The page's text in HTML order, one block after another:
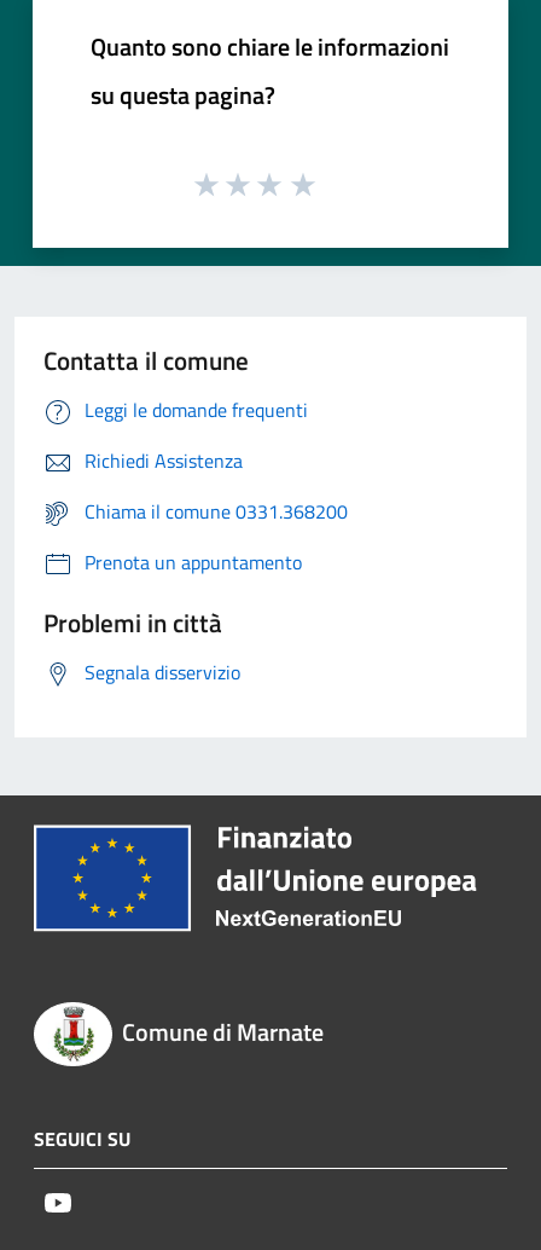
Quanto sono chiare le informazioni
su questa pagina?
Contatta il comune
Leggi le domande frequenti
Richiedi Assistenza
Chiama il comune 0331.368200
Prenota un appuntamento
Problemi in città
Segnala disservizio
Comune di Marnate
SEGUICI SU